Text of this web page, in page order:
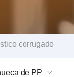
corrugado
de PP